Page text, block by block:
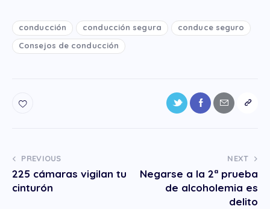
conducción conducción segura
conduce seguro
Consejos de conducción
PREVIOUS
225 cámaras vigilan tu
cinturón
NEXT
Negarse a la 2ª prueba
de alcoholemia es
delito